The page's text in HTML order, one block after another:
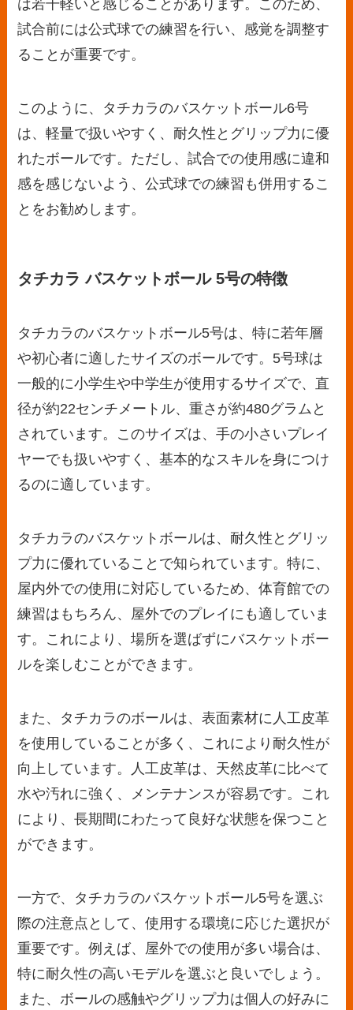
は若干軽いと感じることがあります。このため、
試合前には公式球での練習を行い、感覚を調整す
ることが重要です。
このように、タチカラのバスケットボール6号
は、軽量で扱いやすく、耐久性とグリップ力に優
れたボールです。ただし、試合での使用感に違和
感を感じないよう、公式球での練習も併用するこ
とをお勧めします。
タチカラ バスケットボール 5号の特徴
タチカラのバスケットボール5号は、特に若年層
や初心者に適したサイズのボールです。5号球は
一般的に小学生や中学生が使用するサイズで、直
径が約22センチメートル、重さが約480グラムと
されています。このサイズは、手の小さいプレイ
ヤーでも扱いやすく、基本的なスキルを身につけ
るのに適しています。
タチカラのバスケットボールは、耐久性とグリッ
プ力に優れていることで知られています。特に、
屋内外での使用に対応しているため、体育館での
練習はもちろん、屋外でのプレイにも適していま
す。これにより、場所を選ばずにバスケットボー
ルを楽しむことができます。
また、タチカラのボールは、表面素材に人工皮革
を使用していることが多く、これにより耐久性が
向上しています。人工皮革は、天然皮革に比べて
水や汚れに強く、メンテナンスが容易です。これ
により、長期間にわたって良好な状態を保つこと
ができます。
一方で、タチカラのバスケットボール5号を選ぶ
際の注意点として、使用する環境に応じた選択が
重要です。例えば、屋外での使用が多い場合は、
特に耐久性の高いモデルを選ぶと良いでしょう。
また、ボールの感触やグリップ力は個人の好みに